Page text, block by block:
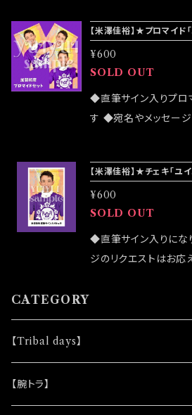
実にお手にしたいお客
ョップでのご注文を
4イベント「大感謝祭」
【米澤佳裕】★プロマイド
¥600
SOLD OUT
◆直筆サイン入りプロ
す ◆宛名やメッセージ
お客様はこちらのオン
をお願い致します ◆
になります
【米澤佳裕】★チェキ「ユ
¥600
SOLD OUT
◆直筆サイン入りにな
ジのリクエストはお
実にお手にしたいお客
ョップでのご注文を
CATEGORY
【Tribal days】
★ノベルティー
【腕トラ】